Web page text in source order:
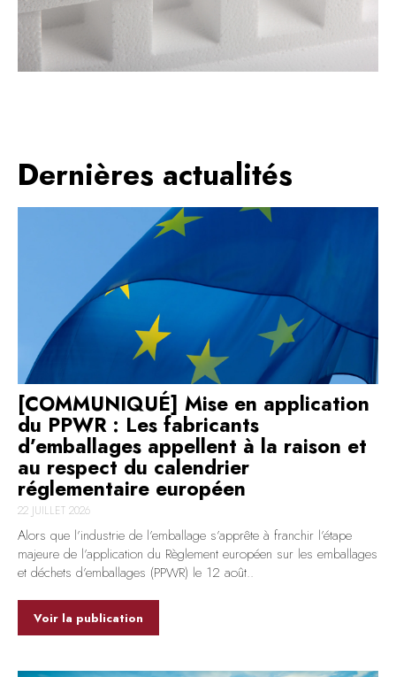
Dernières actualités
[COMMUNIQUÉ] Mise en application
du PPWR : Les fabricants
d’emballages appellent à la raison et
au respect du calendrier
réglementaire européen
22 JUILLET 2026
Alors que l’industrie de l’emballage s’apprête à franchir l’étape
majeure de l’application du Règlement européen sur les emballages
et déchets d’emballages (PPWR) le 12 août..
Voir la publication